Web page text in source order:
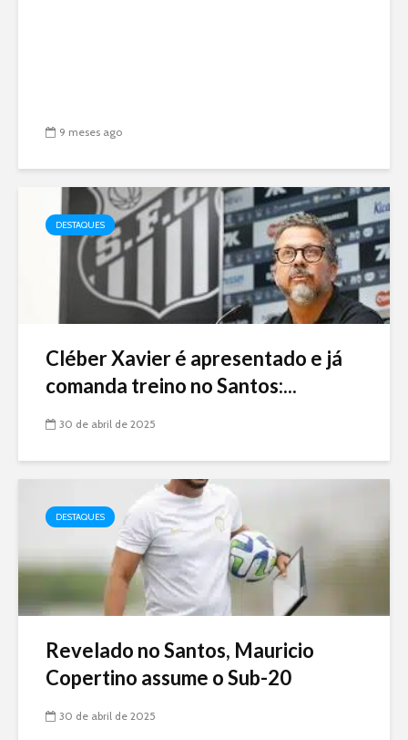
9 meses ago
DESTAQUES
Cléber Xavier é apresentado e já
comanda treino no Santos:...
30 de abril de 2025
DESTAQUES
Revelado no Santos, Mauricio
Copertino assume o Sub-20
30 de abril de 2025